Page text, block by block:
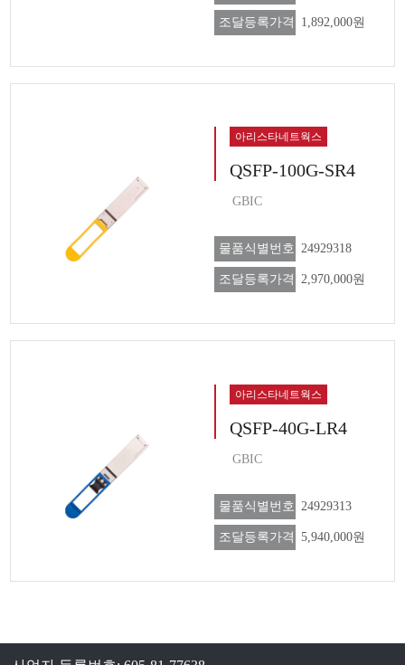
조달등록가격 1,892,000원
아리스타네트웍스
QSFP-100G-SR4
GBIC
물품식별번호 24929318
조달등록가격 2,970,000원
아리스타네트웍스
QSFP-40G-LR4
GBIC
물품식별번호 24929313
조달등록가격 5,940,000원